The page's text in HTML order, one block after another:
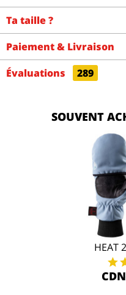
Ta taille ?
Paiement & Livraison
Évaluations
289
SOUVENT
HEAT